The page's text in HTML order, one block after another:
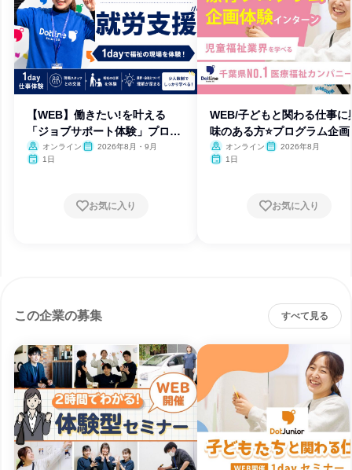
【WEB】働きたい!を叶える
「ジョブサポート体験」プログ
ラムオンライン
2026年8月・9月
1日
お気に入り
WEB/子どもと関わる仕事に
味のある方⭐プログラム企画
験
オンライン
2026年8月
1日
お気に入り
この企業の募集 すべて見る